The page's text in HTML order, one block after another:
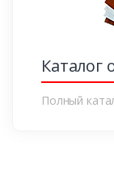
Каталог
Полный